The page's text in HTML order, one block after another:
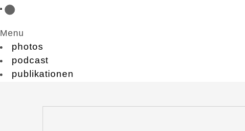
Menu
photos
podcast
publikationen